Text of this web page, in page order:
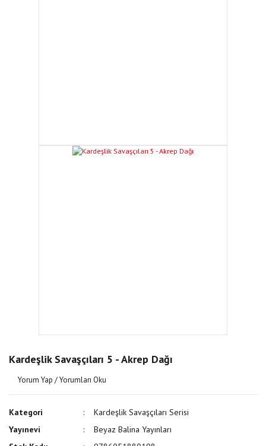
Kardeşlik Savaşçıları 5 - Akrep Dağı
Yorum Yap / Yorumları Oku
Kategori
Kardeşlik Savaşçıları Serisi
Yayınevi
Beyaz Balina Yayınları